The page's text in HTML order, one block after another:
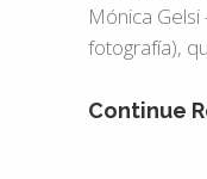
Mónica
fotografía),
Continue